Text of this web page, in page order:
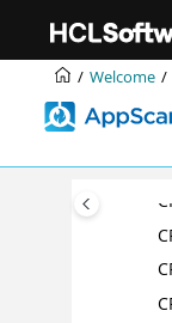
Welcome